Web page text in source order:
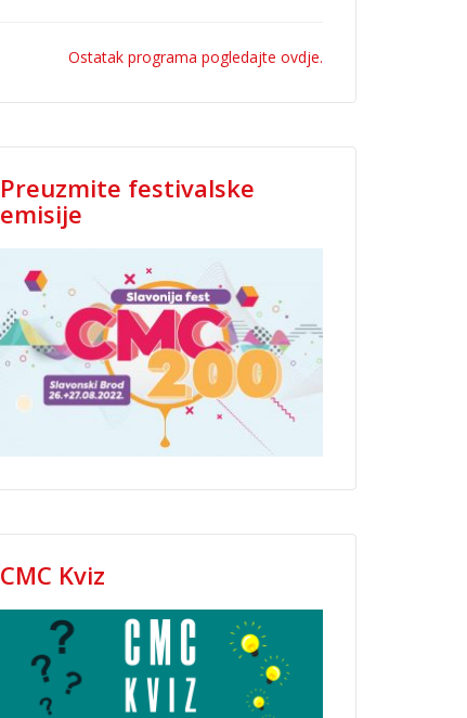
Ostatak programa pogledajte ovdje.
Preuzmite festivalske
emisije
CMC Kviz